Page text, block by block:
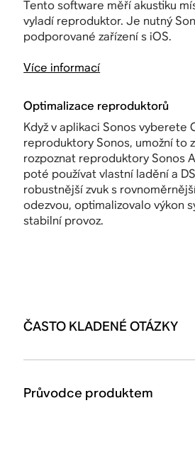
Tento software měří akustiku
vyladí reproduktor. Je nutný
podporované zařízení s iOS.
Více informací
Optimalizace reproduktorů
Když v aplikaci Sonos vyberete
reproduktory Sonos, umožní to
rozpoznat reproduktory Sonos
poté používat vlastní ladění a
robustnější zvuk s
odezvou, optimalizovalo výkon
stabilní provoz.
ČASTO KLADENÉ OTÁZKY
Průvodce produktem